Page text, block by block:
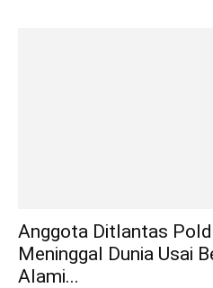
Anggota Ditlantas
Meninggal Dunia Usai
Alami...